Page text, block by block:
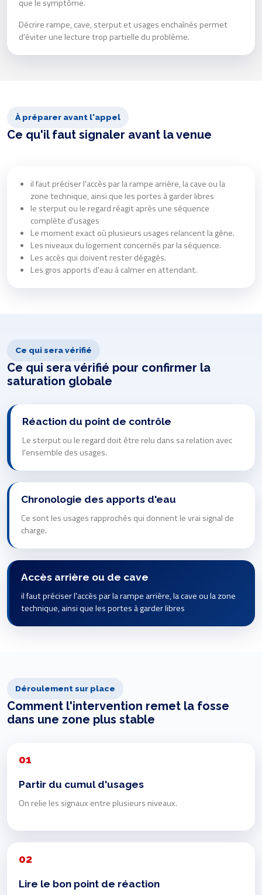
que le symptôme.
Décrire rampe, cave, sterput et usages enchaînés permet
d'éviter une lecture trop partielle du problème.
À préparer avant l'appel
Ce qu'il faut signaler avant la venue
il faut préciser l'accès par la rampe arrière, la cave ou la
zone technique, ainsi que les portes à garder libres
le sterput ou le regard réagit après une séquence
complète d'usages
Le moment exact où plusieurs usages relancent la gêne.
Les niveaux du logement concernés par la séquence.
Les accès qui doivent rester dégagés.
Les gros apports d'eau à calmer en attendant.
Ce qui sera vérifié
Ce qui sera vérifié pour confirmer la
saturation globale
Réaction du point de contrôle
Le sterput ou le regard doit être relu dans sa relation avec
l'ensemble des usages.
Chronologie des apports d'eau
Ce sont les usages rapprochés qui donnent le vrai signal de
charge.
Accès arrière ou de cave
il faut préciser l'accès par la rampe arrière, la cave ou la zone
technique, ainsi que les portes à garder libres
Déroulement sur place
Comment l'intervention remet la fosse
dans une zone plus stable
01
Partir du cumul d'usages
On relie les signaux entre plusieurs niveaux.
02
Lire le bon point de réaction